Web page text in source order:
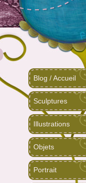
Blog / Accueil
Sculptures
Illustrations
Objets
Portrait